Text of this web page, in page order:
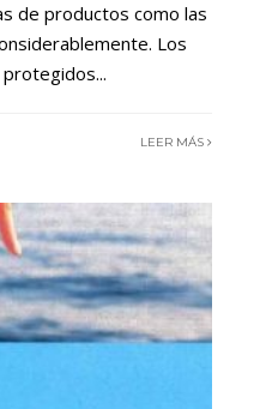
de productos como las
Los
protegidos...
LEER MÁS